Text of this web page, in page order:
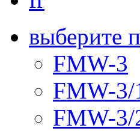
выберите
FMW-3
FMW-3/
FMW-3/